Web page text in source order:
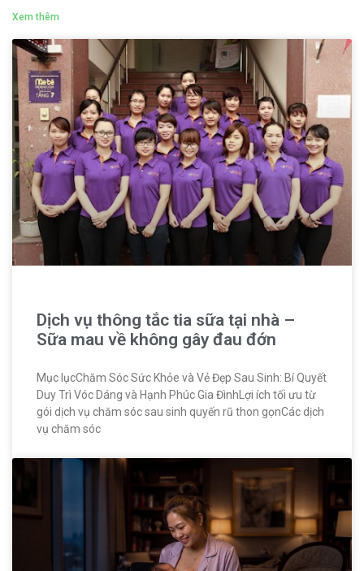
Xem thêm
Dịch vụ thông tắc tia sữa tại nhà –
Sữa mau về không gây đau đớn
Mục lụcChăm Sóc Sức Khỏe và Vẻ Đẹp Sau Sinh: Bí Quyết
Duy Trì Vóc Dáng và Hạnh Phúc Gia ĐìnhLợi ích tối ưu từ
gói dịch vụ chăm sóc sau sinh quyến rũ thon gọnCác dịch
vụ chăm sóc